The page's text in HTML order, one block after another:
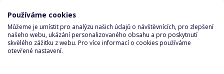
Cestovní pojištění a pojištění storna. Na vyžádání zajistíme.
Vízum (pokud je vyžadováno).
UPOZORNĚNÍ
Používáme cookies
Můžeme je umístit pro analýzu našich údajů o návštěvnících, pro zlepšení
našeho webu, ukázání personalizovaného obsahu a pro poskytnutí
skvělého zážitku z webu. Pro více informací o cookies používáme
otevřené nastavení.